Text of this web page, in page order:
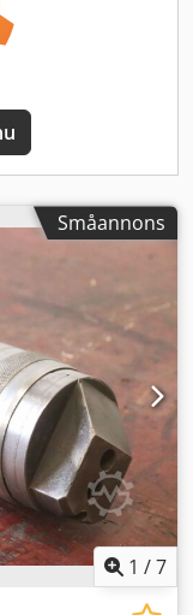
Småannons
1 /7